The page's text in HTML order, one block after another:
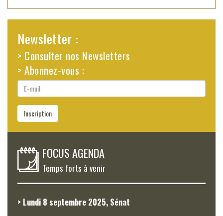
Newsletter :
> Consulter nos Newsletters
> Abonnez-vous :
E-
mail
Inscription
FOCUS AGENDA
Temps forts à venir
> Lundi 8 septembre 2025, Sénat